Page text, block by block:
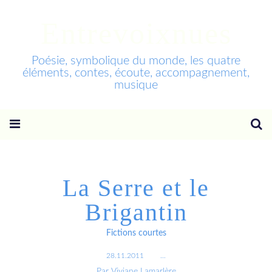
Poésie, symbolique du monde, les quatre
éléments, contes, écoute, accompagnement,
musique
La Serre et le
Brigantin
Fictions courtes
28.11.2011